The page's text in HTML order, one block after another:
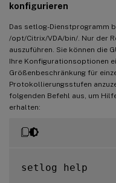
konfigurieren
Das setlog-Dienstprogramm
/opt/Citrix/VDA/bin/. Nur der
auszuführen. Sie können die
Ihre Konfigurationsoptionen
Größenbeschränkung für
Protokollierungsstufen
folgenden Befehl aus, um
erhalten:
setlog help